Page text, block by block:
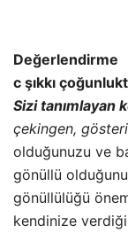
Değerlendirme
c şıkkı
Sizi tanımlayan
çekingen,
olduğunuzu ve
gönüllü
gönüllülüğü
kendinize